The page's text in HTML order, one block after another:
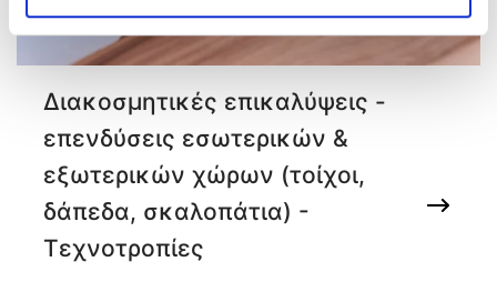
Διακοσμητικές επικαλύψεις -
επενδύσεις εσωτερικών &
εξωτερικών χώρων (τοίχοι,
δάπεδα, σκαλοπάτια) -
Τεχνοτροπίες